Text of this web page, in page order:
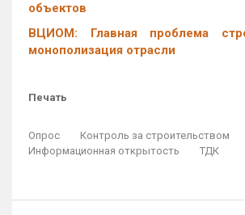
объектов
ВЦИОМ: Главная проблема
монополизация отрасли
Печать
Опрос Контроль за строительством
Информационная открытость
ТДК